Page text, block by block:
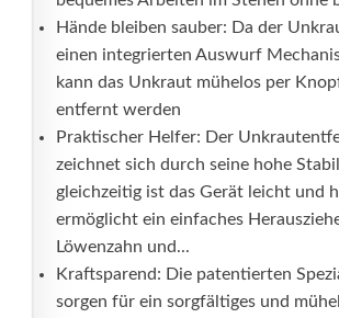
Hände bleiben sauber: Da der
einen integrierten Auswurf
kann das Unkraut mühelos per
entfernt werden
Praktischer Helfer: Der
zeichnet sich durch seine hohe
gleichzeitig ist das Gerät leicht und
ermöglicht ein einfaches
Löwenzahn und...
Kraftsparend: Die patentierten
sorgen für ein sorgfältiges und